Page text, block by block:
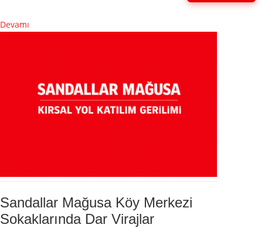
Devamı
Sandallar Mağusa Köy Merkezi
Sokaklarında Dar Virajlar